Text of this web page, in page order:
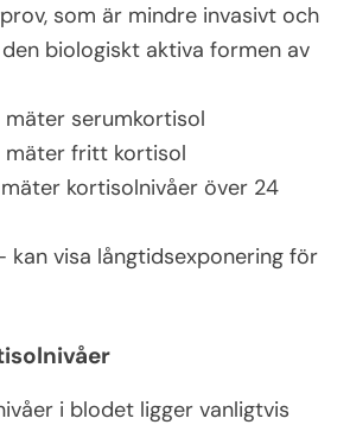
som är mindre invasivt och
biologiskt aktiva formen av
serumkortisol
mäter fritt kortisol
kortisolnivåer över 24
kan visa långtidsexponering för
i blodet ligger vanligtvis